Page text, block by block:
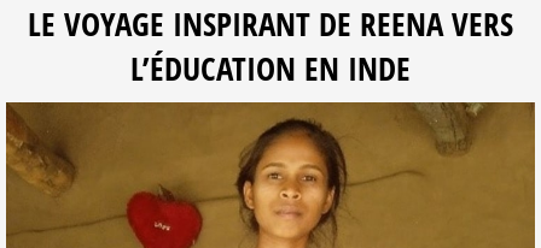
LE VOYAGE INSPIRANT DE REENA VERS
L’ÉDUCATION EN INDE